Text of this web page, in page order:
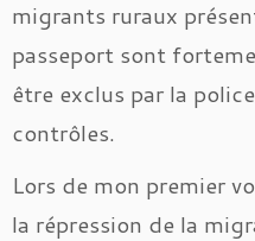
migrants ruraux
passeport sont
être exclus par la
contrôles.
Lors de mon premier
la répression de la